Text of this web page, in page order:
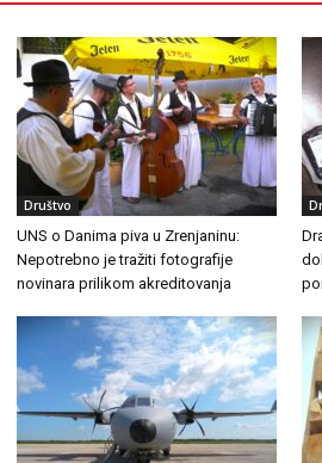
Društvo
UNS o Danima piva u Zrenjaninu:
Nepotrebno je tražiti fotografije
novinara prilikom akreditovanja